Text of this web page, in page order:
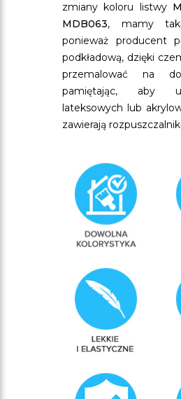
zmiany koloru listwy
MDB063, mamy
ponieważ producent
podkładową, dzięki
przemalować na
pamiętając, aby
lateksowych lub
zawierają